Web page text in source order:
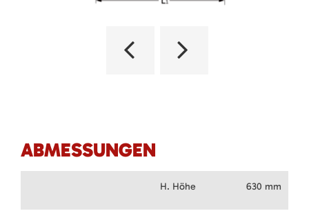
ABMESSUNGEN
H. Höhe 630 mm